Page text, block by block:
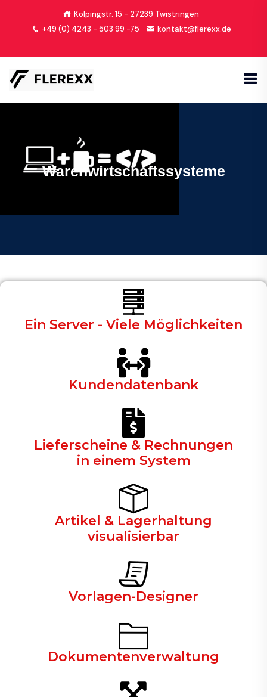
Kolpingstr. 15 - 27239 Twistringen
+49 (0) 4243 - 503 99 -75
kontakt@flerexx.de
Warenwirtschaftssysteme
Ein Server - Viele Möglichkeiten
Kundendatenbank
Lieferscheine & Rechnungen
in einem System
Artikel & Lagerhaltung
visualisierbar
Vorlagen-Designer
Dokumentenverwaltung